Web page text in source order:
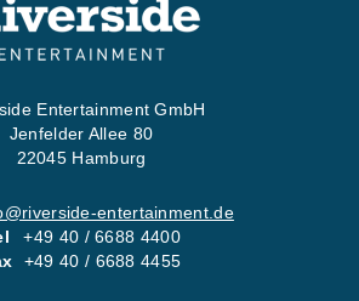
Entertainment GmbH
Jenfelder Allee 80
22045 Hamburg
entertainment.de
+49 40 / 6688 4400
+49 40 / 6688 4455